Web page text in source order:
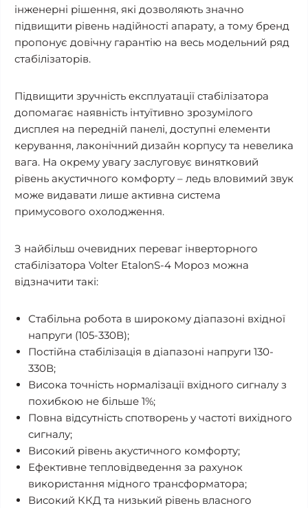
інженерні рішення, які дозволяють значно
підвищити рівень надійності апарату, а тому бренд
пропонує довічну гарантію на весь модельний ряд
стабілізаторів.
Підвищити зручність експлуатації стабілізатора
допомагає наявність інтуїтивно зрозумілого
дисплея на передній панелі, доступні елементи
керування, лаконічний дизайн корпусу та невелика
вага. На окрему увагу заслуговує винятковий
рівень акустичного комфорту – ледь вловимий звук
може видавати лише активна система
примусового охолодження.
З найбільш очевидних переваг інверторного
стабілізатора Volter EtalonS-4 Мороз можна
відзначити такі:
Стабільна робота в широкому діапазоні вхідної
напруги (105-330В);
Постійна стабілізація в діапазоні напруги 130-
330В;
Висока точність нормалізації вхідного сигналу з
похибкою не більше 1%;
Повна відсутність спотворень у частоті вихідного
сигналу;
Високий рівень акустичного комфорту;
Ефективне тепловідведення за рахунок
використання мідного трансформатора;
Високий ККД та низький рівень власного